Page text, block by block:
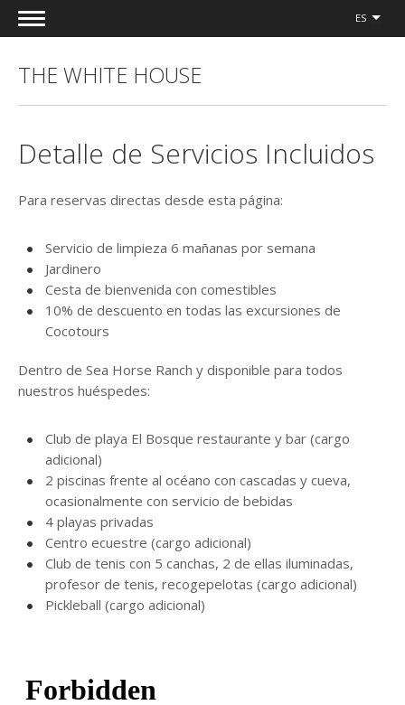
ES
THE WHITE HOUSE
Detalle de Servicios Incluidos
Para reservas directas desde esta página:
Servicio de limpieza 6 mañanas por semana
Jardinero
Cesta de bienvenida con comestibles
10% de descuento en todas las excursiones de
Cocotours
Dentro de Sea Horse Ranch y disponible para todos
nuestros huéspedes:
Club de playa El Bosque restaurante y bar (cargo
adicional)
2 piscinas frente al océano con cascadas y cueva,
ocasionalmente con servicio de bebidas
4 playas privadas
Centro ecuestre (cargo adicional)
Club de tenis con 5 canchas, 2 de ellas iluminadas,
profesor de tenis, recogepelotas (cargo adicional)
Pickleball (cargo adicional)